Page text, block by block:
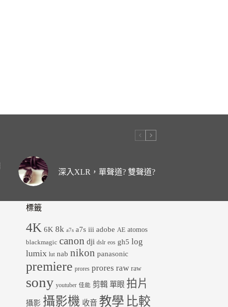
深入XLR，單聲道? 雙聲道?
標籤
4K 6K 8k a7s a7s iii adobe AE atomos
blackmagic canon dji dslr eos gh5 log
lumix lut nab nikon panasonic
premiere prores prores raw raw
sony youtuber 佳能 剪輯 單眼 拍片
攝影 攝影機 收音 教學 比較